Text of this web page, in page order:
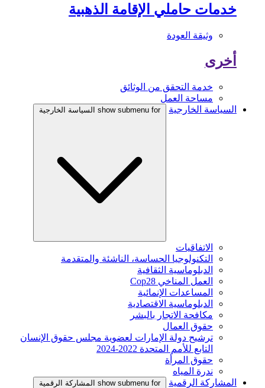
خدمات حاملي الإقامة الذهبية
وثيقة العودة
أخرى
خدمة التحقق من الوثائق
مساحة العمل
السياسة الخارجية
show submenu for السياسة الخارجية
الاتفاقيات
التكنولوجيا الحساسة، الناشئة والمتقدمة
الدبلوماسية الثقافية
العمل المناخي Cop28
المساعدات الإنمائية
الدبلوماسية الاقتصادية
مكافحة الاتجار بالبشر
حقوق العمال
ترشيح دولة الإمارات لعضوية مجلس حقوق الإنسان
التابع للأمم المتحدة 2022-2024
حقوق المرأة
ندرة المياه
المشاركة الرقمية
show submenu for المشاركة الرقمية